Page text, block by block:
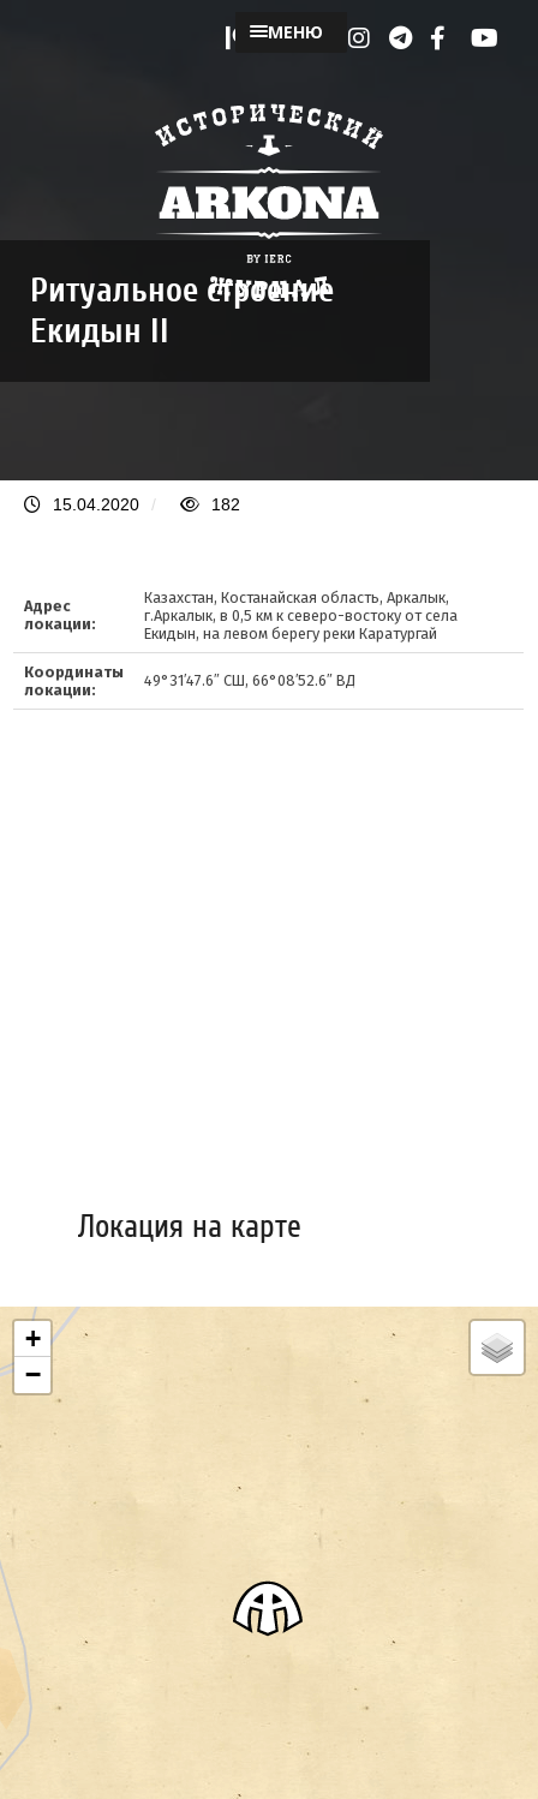
МЕНЮ
Ритуальное строение
Екидын II
15.04.2020 / 182
Адрес
локации:
Казахстан, Костанайская область, Аркалык,
г.Аркалык, в 0,5 км к северо-востоку от села
Екидын, на левом берегу реки Каратургай
Координаты
локации:
49°31′47.6″ СШ, 66°08′52.6″ ВД
Локация на карте
+
−